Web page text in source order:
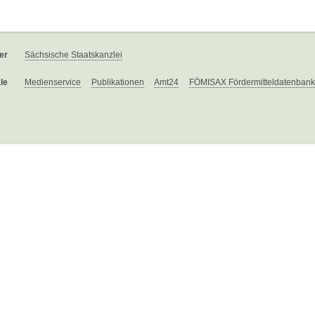
Sächsische Staatskanzlei
Medienservice Publikationen Amt24 FÖMISAX Fördermitteldatenbank